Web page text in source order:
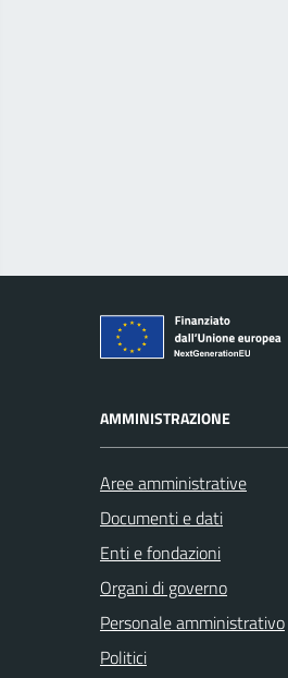
AMMINISTRAZIONE
Aree amministrative
Documenti e dati
Enti e fondazioni
Organi di governo
Personale amministrativo
Politici